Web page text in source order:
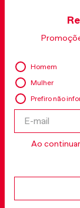
Homem
Mulher
Prefiro não
Ao